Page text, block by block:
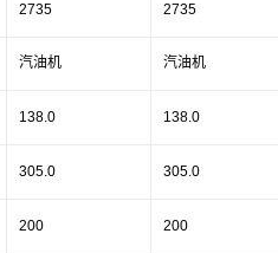
2735 2735
汽油机 汽油机
138.0 138.0
305.0 305.0
200 200